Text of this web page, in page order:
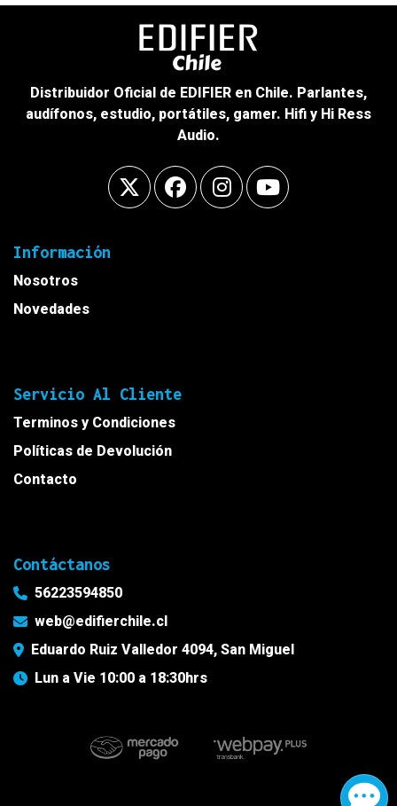
Distribuidor Oficial de EDIFIER en Chile. Parlantes,
audífonos, estudio, portátiles, gamer. Hifi y Hi Ress
Audio.
Información
Nosotros
Novedades
Servicio Al Cliente
Terminos y Condiciones
Políticas de Devolución
Contacto
Contáctanos
56223594850
web@edifierchile.cl
Eduardo Ruiz Valledor 4094, San Miguel
Lun a Vie 10:00 a 18:30hrs